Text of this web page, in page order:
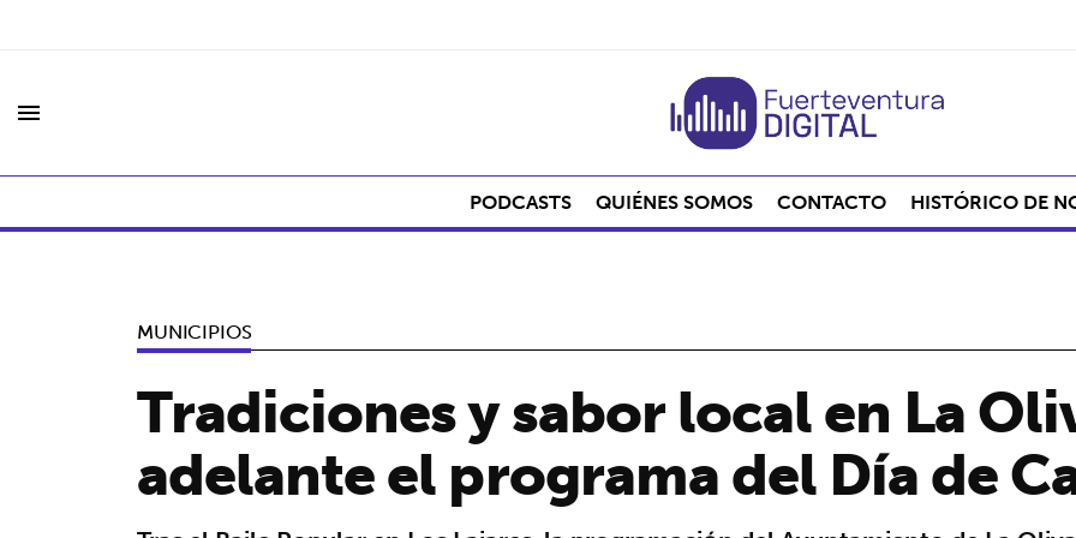
menu
PODCASTS QUIÉNES SOMOS CONTACTO HISTÓRICO DE
MUNICIPIOS
Tradiciones y sabor local en La
adelante el programa del Día de